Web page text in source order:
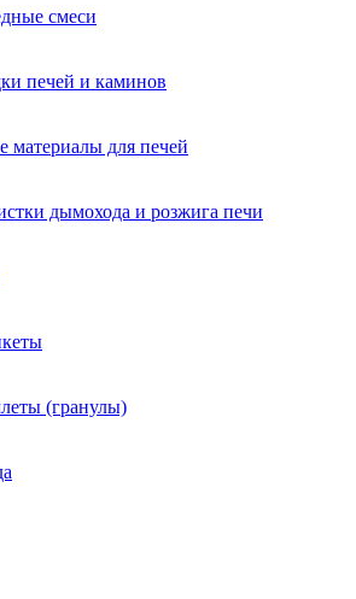
смеси
печей и каминов
материалы для печей
дымохода и розжига печи
(гранулы)